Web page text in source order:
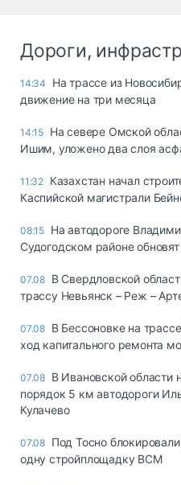
Дороги,
14:34
На трассе из
движение на три месяца
14:15 На севере Омской
Ишим, уложено два слоя
11:32 Казахстан начал
Каспийской магистрали
08:15 На автодороге
Судогодском районе
07.08 В Свердловской
трассу Невьянск – Реж –
07.08 В Бессоновке на
ход капитального ремонта
07.08 В Ивановской области
порядок 5 км автодороги
Кулачево
07.08 Под Тосно
одну стройплощадку ВСМ